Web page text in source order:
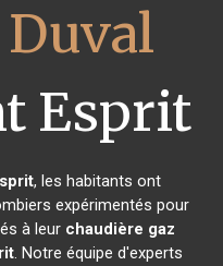
Esprit
, les habitants ont
expérimentés pour
à leur chaudière gaz
. Notre équipe d'experts